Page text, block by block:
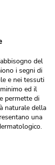
del
i segni di
e nei tessuti
ed il
permette di
naturale della
una